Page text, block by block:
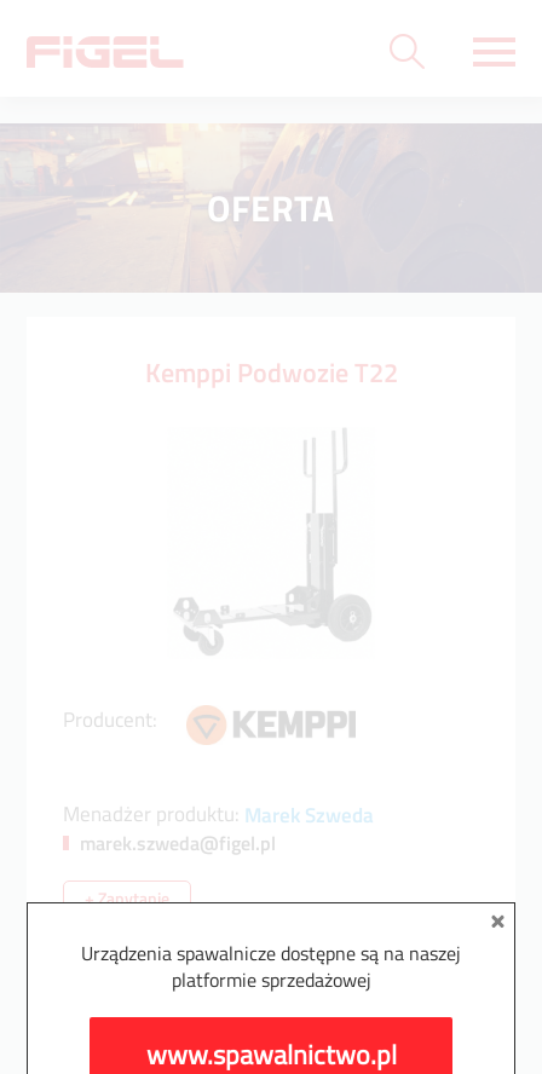
OFERTA
Kemppi Podwozie T22
Producent:
Menadżer produktu: Marek Szweda
marek.szweda@figel.pl
+ Zapytanie
Akcesoria do urządzeń dostępne są na naszej
platformie sprzedażowej
www.spawalnictwo.pl
Urządzenia spawalnicze dostępne są na naszej
platformie sprzedażowej
www.spawalnictwo.pl